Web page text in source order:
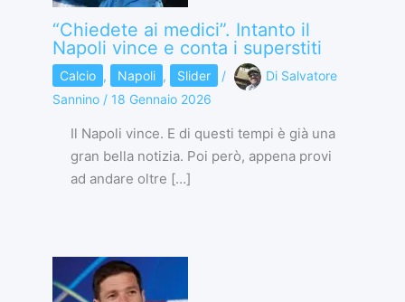
“Chiedete ai medici”. Intanto il
Napoli vince e conta i superstiti
Calcio , Napoli , Slider / Di Salvatore
Sannino / 18 Gennaio 2026
Il Napoli vince. E di questi tempi è già una
gran bella notizia. Poi però, appena provi
ad andare oltre […]